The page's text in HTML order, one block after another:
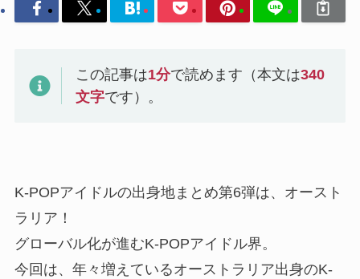
この記事は1分で読めます（本文は340
文字です）。
K-POPアイドルの出身地まとめ第6弾は、オースト
ラリア！
グローバル化が進むK-POPアイドル界。
今回は、年々増えているオーストラリア出身のK-